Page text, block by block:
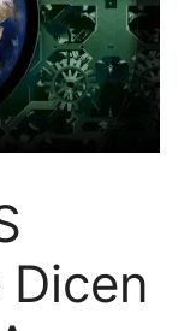
Dicen